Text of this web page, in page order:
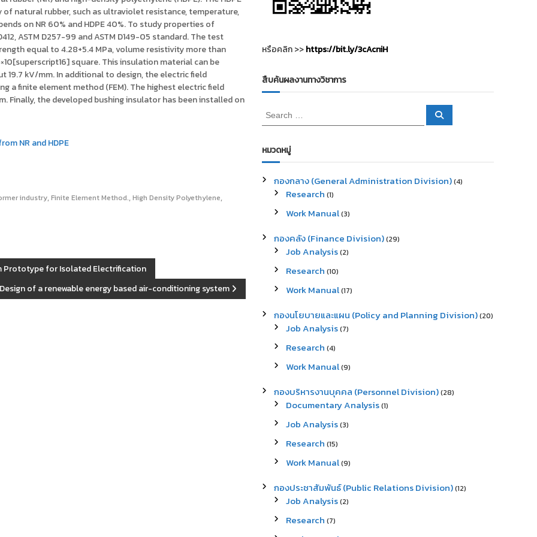
natural rubber, such as ultraviolet resistance, temperature,
on NR 60% and HDPE 40%. To study properties of
ASTM D257-99 and ASTM D149-05 standard. The test
equal to 4.28+5.4 MPa, volume resistivity more than
square. This insulation material can be
19.7 kV/mm. In additional to design, the electric field
a finite element method (FEM). The highest electric field
the developed bushing insulator has been installed on
NR and HDPE
industry,Finite Element Method.,High Density Polyethylene,
Prototype for Isolated Electrification
Design of a renewable energy based air-conditioning system
หรือคลิก >>https://bit.ly/3cAcniH
สืบค้นผลงานทางวิชาการ
S
e
r
c
f
S
หมวดหมู่
กองกลาง (General Administration Division)(4)
Research (1)
Work Manual(3)
กองคลัง (Finance Division)(29)
Job Analysis(2)
Research (10)
Work Manual(17)
กองนโยบายและแผน (Policy and Planning Division)(20)
Job Analysis(7)
Research (4)
Work Manual(9)
กองบริหารงานบุคคล (Personnel Division)(28)
Documentary Analysis(1)
Job Analysis(3)
Research (15)
Work Manual(9)
กองประชาสัมพันธ์ (Public Relations Division)(12)
Job Analysis(2)
Research (7)